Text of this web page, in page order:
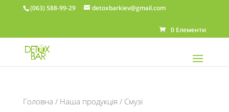
(063) 588-99-29 detoxbarkiev@gmail.com
0 Елементи
Головна / Наша продукція / Смузі